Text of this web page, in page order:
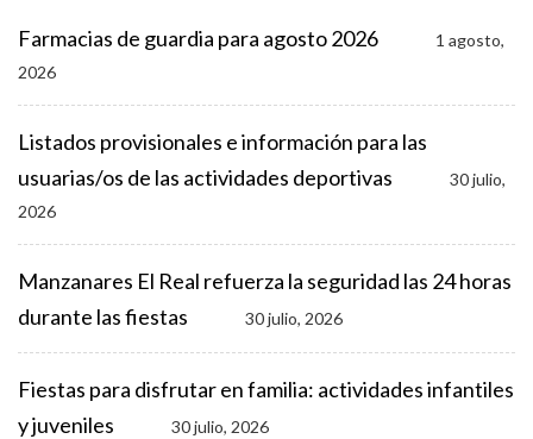
Farmacias de guardia para agosto 2026
1 agosto,
2026
Listados provisionales e información para las
usuarias/os de las actividades deportivas
30 julio,
2026
Manzanares El Real refuerza la seguridad las 24 horas
durante las fiestas
30 julio, 2026
Fiestas para disfrutar en familia: actividades infantiles
y juveniles
30 julio, 2026